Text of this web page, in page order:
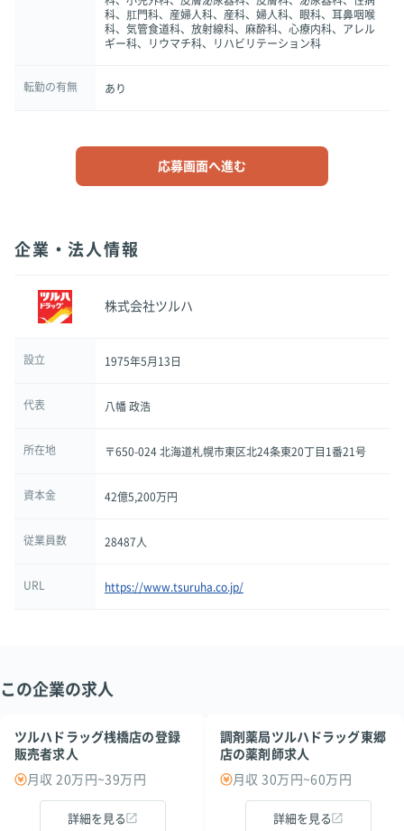
科、肛門科、産婦人科、産科、婦人科、眼科、耳鼻咽喉
科、気管食道科、放射線科、麻酔科、心療内科、アレル
ギー科、リウマチ科、リハビリテーション科
転勤の有無 あり
応募画面へ進む
企業・法人情報
株式会社ツルハ
設立 1975年5月13日
代表 八幡 政浩
所在地 〒650-024 北海道札幌市東区北24条東20丁目1番21号
資本金 42億5,200万円
従業員数 28487人
URL https://www.tsuruha.co.jp/
この企業の求人
ツルハドラッグ桟橋店の登録
販売者求人
月収 20万円~39万円
詳細を見る
調剤薬局ツルハドラッグ東郷
店の薬剤師求人
月収 30万円~60万円
詳細を見る